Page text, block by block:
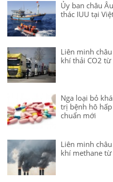
Ủy ban châu
thác IUU tại
Liên minh
khí thải CO2 từ
Nga loại bỏ
trị bệnh hô
chuẩn mới
Liên minh
khí methane